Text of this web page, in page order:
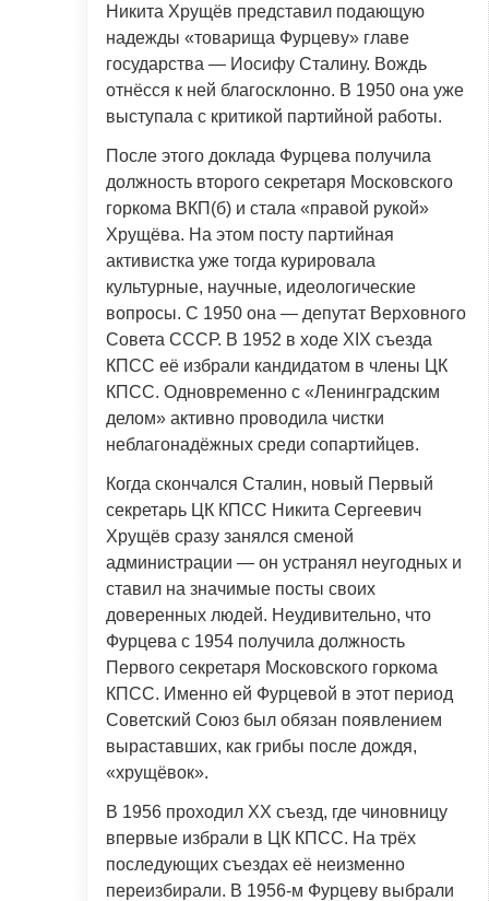
Никита Хрущёв представил подающую
надежды «товарища Фурцеву» главе
государства — Иосифу Сталину. Вождь
отнёсся к ней благосклонно. В 1950 она уже
выступала с критикой партийной работы.
После этого доклада Фурцева получила
должность второго секретаря Московского
горкома ВКП(б) и стала «правой рукой»
Хрущёва. На этом посту партийная
активистка уже тогда курировала
культурные, научные, идеологические
вопросы. С 1950 она — депутат Верховного
Совета СССР. В 1952 в ходе XIX съезда
КПСС её избрали кандидатом в члены ЦК
КПСС. Одновременно с «Ленинградским
делом» активно проводила чистки
неблагонадёжных среди сопартийцев.
Когда скончался Сталин, новый Первый
секретарь ЦК КПСС Никита Сергеевич
Хрущёв сразу занялся сменой
администрации — он устранял неугодных и
ставил на значимые посты своих
доверенных людей. Неудивительно, что
Фурцева с 1954 получила должность
Первого секретаря Московского горкома
КПСС. Именно ей Фурцевой в этот период
Советский Союз был обязан появлением
выраставших, как грибы после дождя,
«хрущёвок».
В 1956 проходил XX съезд, где чиновницу
впервые избрали в ЦК КПСС. На трёх
последующих съездах её неизменно
переизбирали. В 1956-м Фурцеву выбрали